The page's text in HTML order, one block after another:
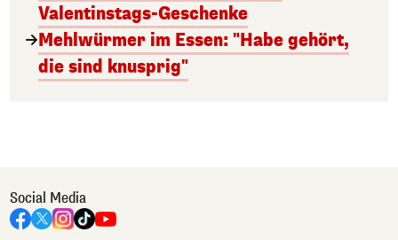
Valentinstags-Geschenke
Mehlwürmer im Essen: "Habe gehört,
die sind knusprig"
Social Media